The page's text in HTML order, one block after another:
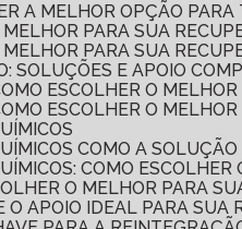
A MELHOR OPÇÃO
MELHOR PARA SUA
PARA SUA
SOLUÇÕES E APOIO
ESCOLHER O
ESCOLHER O
COMO A
COMO ESCOLHER
O MELHOR PARA
O APOIO IDEAL PARA SUA